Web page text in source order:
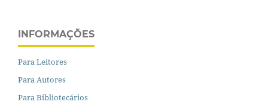
INFORMAÇÕES
Para Leitores
Para Autores
Para Bibliotecários